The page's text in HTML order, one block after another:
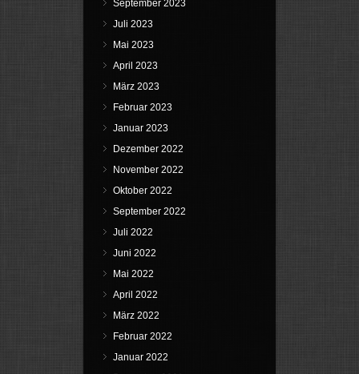
September 2023
Juli 2023
Mai 2023
April 2023
März 2023
Februar 2023
Januar 2023
Dezember 2022
November 2022
Oktober 2022
September 2022
Juli 2022
Juni 2022
Mai 2022
April 2022
März 2022
Februar 2022
Januar 2022